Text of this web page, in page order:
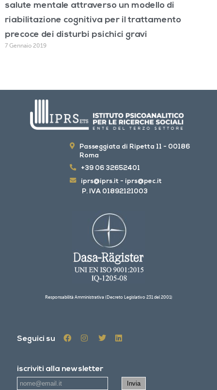
salute mentale attraverso un modello di
riabilitazione cognitiva per il trattamento
precoce dei disturbi psichici gravi
7 Gennaio 2019
Passeggiata di Ripetta 11 - 00186
Roma
+39 06 32652401
iprs@iprs.it - iprs@pec.it
P. IVA 01892121003
Responsabilità Amministrativa (Decreto Legislativo 231 del 2001)
Seguici su
iscriviti alla newsletter